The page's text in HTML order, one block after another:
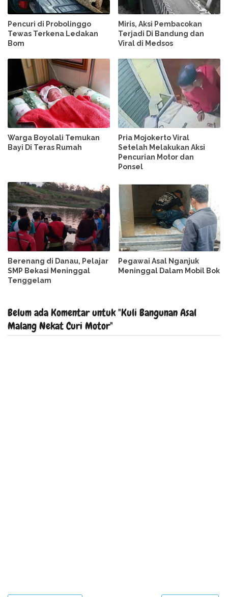
Pencuri di Probolinggo
Tewas Terkena Ledakan
Bom
Miris, Aksi Pembacokan
Terjadi Di Bandung dan
Viral di Medsos
Warga Boyolali Temukan
Bayi Di Teras Rumah
Pria Mojokerto Viral
Setelah Melakukan Aksi
Pencurian Motor dan
Ponsel
Berenang di Danau, Pelajar
SMP Bekasi Meninggal
Tenggelam
Pegawai Asal Nganjuk
Meninggal Dalam Mobil Bok
Belum ada Komentar untuk "Kuli Bangunan Asal
Malang Nekat Curi Motor"